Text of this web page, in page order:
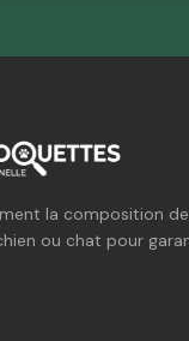
la composition
ou chat pour